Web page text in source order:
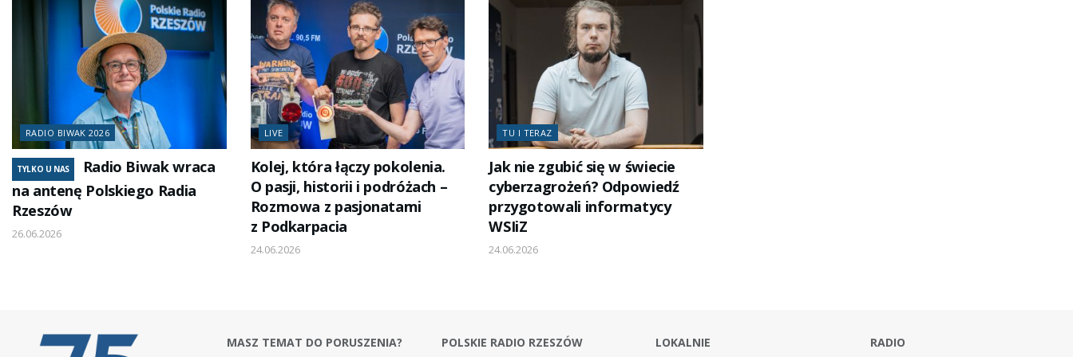
RADIO BIWAK 2026
TYLKO U NAS
Radio Biwak wraca
na antenę Polskiego Radia
Rzeszów
26.06.2026
LIVE
Kolej, która łączy pokolenia.
O pasji, historii i podróżach –
Rozmowa z pasjonatami
z Podkarpacia
24.06.2026
TU I TERAZ
Jak nie zgubić się w świecie
cyberzagrożeń? Odpowiedź
przygotowali informatycy
WSIiZ
24.06.2026
MASZ TEMAT DO PORUSZENIA? POLSKIE RADIO RZESZÓW LOKALNIE RADIO